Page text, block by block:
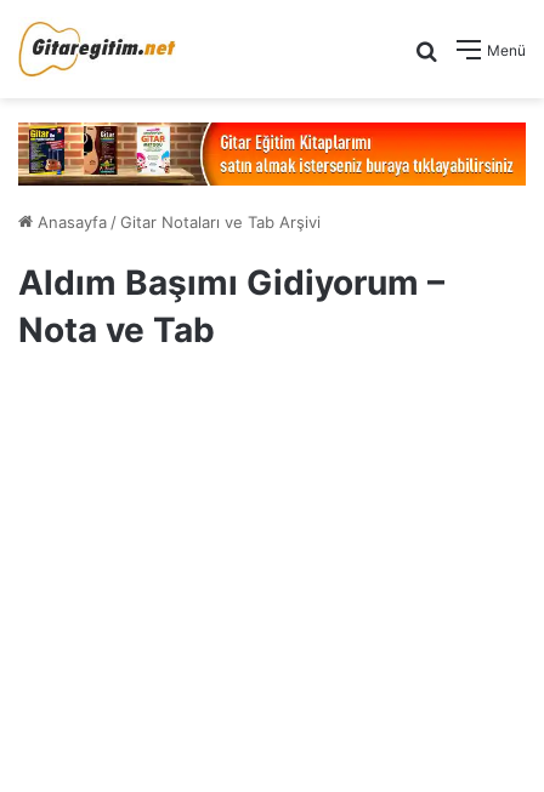
Menü
Arama yap
Anasayfa /Gitar Notaları ve Tab Arşivi
Aldım Başımı Gidiyorum –
Nota ve Tab